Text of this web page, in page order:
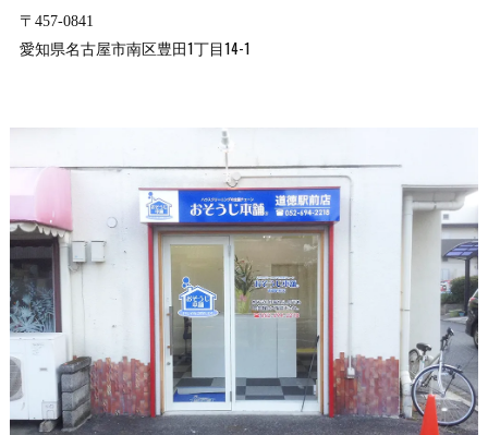
〒457-0841
愛知県名古屋市南区豊田1丁目14-1